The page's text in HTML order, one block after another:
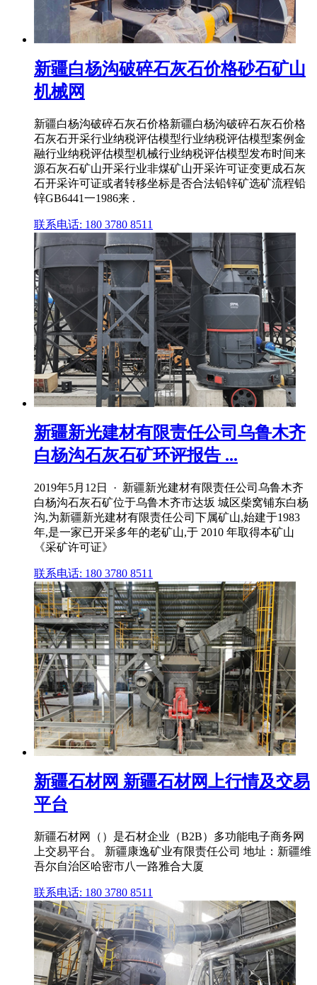
新疆白杨沟破碎石灰石价格砂石矿山
机械网
新疆白杨沟破碎石灰石价格新疆白杨沟破碎石灰石价格
石灰石开采行业纳税评估模型行业纳税评估模型案例金
融行业纳税评估模型机械行业纳税评估模型发布时间来
源石灰石矿山开采行业非煤矿山开采许可证变更成石灰
石开采许可证或者转移坐标是否合法铅锌矿选矿流程铅
锌GB6441一1986来 .
联系电话: 180 3780 8511
新疆新光建材有限责任公司乌鲁木齐
白杨沟石灰石矿环评报告 ...
2019年5月12日 · 新疆新光建材有限责任公司乌鲁木齐
白杨沟石灰石矿位于乌鲁木齐市达坂 城区柴窝铺东白杨
沟,为新疆新光建材有限责任公司下属矿山,始建于1983
年,是一家已开采多年的老矿山,于 2010 年取得本矿山
《采矿许可证》
联系电话: 180 3780 8511
新疆石材网 新疆石材网上行情及交易
平台
新疆石材网（）是石材企业（B2B）多功能电子商务网
上交易平台。 新疆康逸矿业有限责任公司 地址：新疆维
吾尔自治区哈密市八一路雅合大厦
联系电话: 180 3780 8511